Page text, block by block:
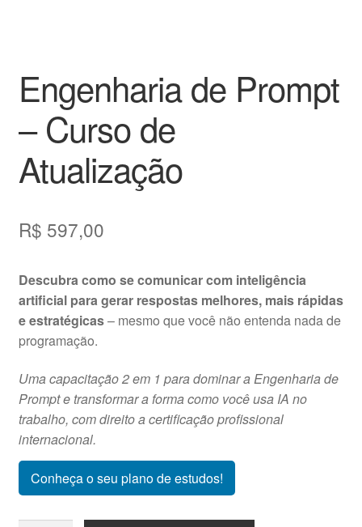
Engenharia de Prompt
– Curso de
Atualização
R$ 597,00
Descubra como se comunicar com inteligência
artificial para gerar respostas melhores, mais rápidas
e estratégicas– mesmo que você não entenda nada de
programação.
Uma capacitação 2 em 1 para dominar a Engenharia de
Prompt e transformar a forma como você usa IA no
trabalho, com direito a certificação profissional
internacional.
Conheça o seu plano de estudos!